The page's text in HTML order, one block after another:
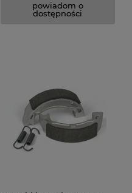
powiadom o
dostępności